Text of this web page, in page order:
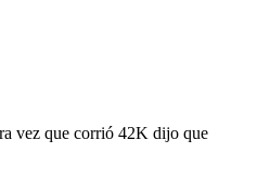
vez que corrió 42K dijo que